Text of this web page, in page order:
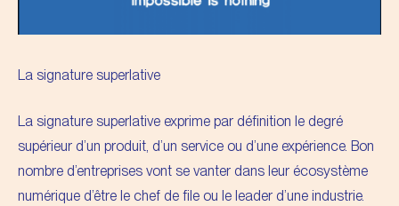
La signature superlative
La signature superlative exprime par définition le degré
supérieur d’un produit, d’un service ou d’une expérience. Bon
nombre d’entreprises vont se vanter dans leur écosystème
numérique d’être le chef de file ou le leader d’une industrie.